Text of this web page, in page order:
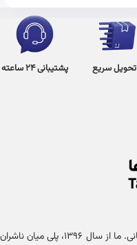
تحویل سریع پشتیبانی 24 ساعته
خانه کتاب طاها، مرجع تخصصی آثار علوم انسانی. ما از سال ۱۳۹۶، پلی میان ناشران